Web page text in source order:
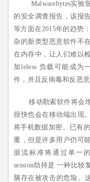
Malwarebytes实验
的安全调查报告，该报
等方面在2015年的趋势
杂的新类型恶意软件不
在内存中，让人们难以
加leless 负载可能成为
件，并且反病毒和反恶
移动勒索软件将会增
很快也会在移动端出现
将手机数据加密。已有
重，但是许多用户仍可
据流标准将通过单一
session劫持是 一种比较
脑存在被攻击的危险。